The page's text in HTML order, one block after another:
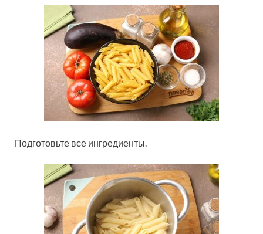
Подготовьте все ингредиенты.